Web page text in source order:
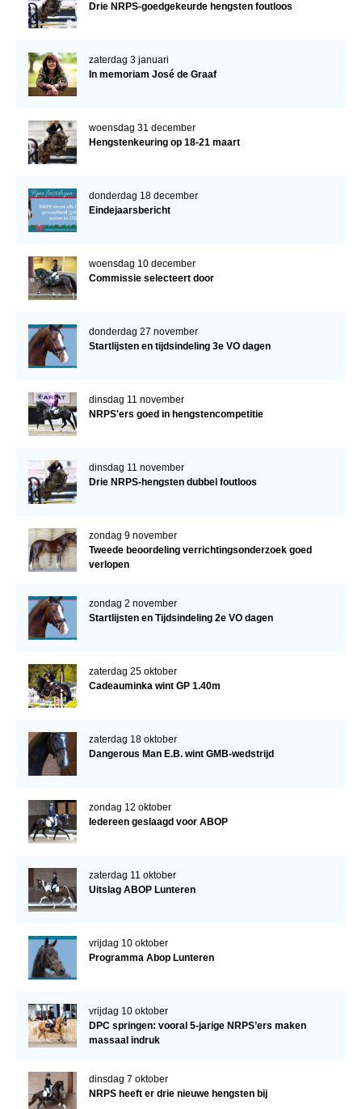
Drie NRPS-goedgekeurde hengsten foutloos
zaterdag 3 januari
In memoriam José de Graaf
woensdag 31 december
Hengstenkeuring op 18-21 maart
donderdag 18 december
Eindejaarsbericht
woensdag 10 december
Commissie selecteert door
donderdag 27 november
Startlijsten en tijdsindeling 3e VO dagen
dinsdag 11 november
NRPS'ers goed in hengstencompetitie
dinsdag 11 november
Drie NRPS-hengsten dubbel foutloos
zondag 9 november
Tweede beoordeling verrichtingsonderzoek goed
verlopen
zondag 2 november
Startlijsten en Tijdsindeling 2e VO dagen
zaterdag 25 oktober
Cadeauminka wint GP 1.40m
zaterdag 18 oktober
Dangerous Man E.B. wint GMB-wedstrijd
zondag 12 oktober
Iedereen geslaagd voor ABOP
zaterdag 11 oktober
Uitslag ABOP Lunteren
vrijdag 10 oktober
Programma Abop Lunteren
vrijdag 10 oktober
DPC springen: vooral 5-jarige NRPS’ers maken
massaal indruk
dinsdag 7 oktober
NRPS heeft er drie nieuwe hengsten bij